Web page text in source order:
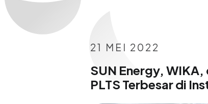
21 MEI 2022
SUN Energy,
PLTS Terbesar di